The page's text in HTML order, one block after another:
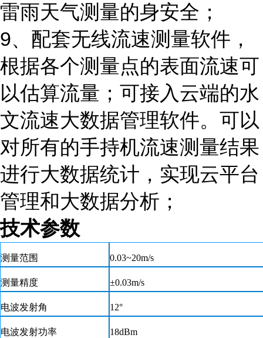
雷雨天气测量的身安全；
9、配套无线流速测量软件，
根据各个测量点的表面流速可
以估算流量；可接入云端的水
文流速大数据管理软件。可以
对所有的手持机流速测量结果
进行大数据统计，实现云平台
管理和大数据分析；
技术参数
测量范围 0.03~20m/s
测量精度 ±0.03m/s
电波发射角 12°
电波发射功率 18dBm